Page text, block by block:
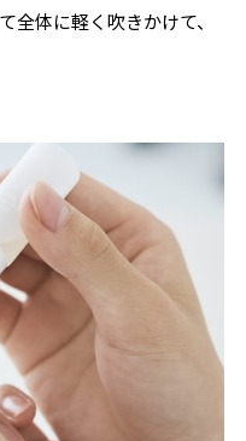
全体に軽く吹きかけて、